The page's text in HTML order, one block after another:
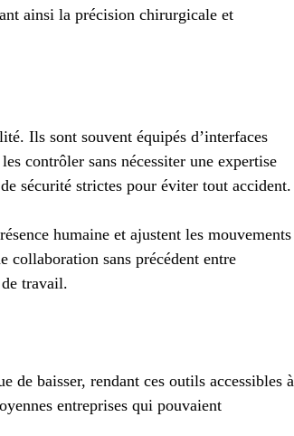
ainsi la précision chirurgicale et
Ils sont souvent équipés d’interfaces
contrôler sans nécessiter une expertise
sécurité strictes pour éviter tout accident.
humaine et ajustent les mouvements
sans précédent entre
travail.
de baisser, rendant ces outils accessibles à
entreprises qui pouvaient